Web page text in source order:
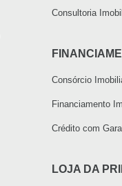
Consultoria
Consórcio
Financiamento
Crédito com
LOJA DA